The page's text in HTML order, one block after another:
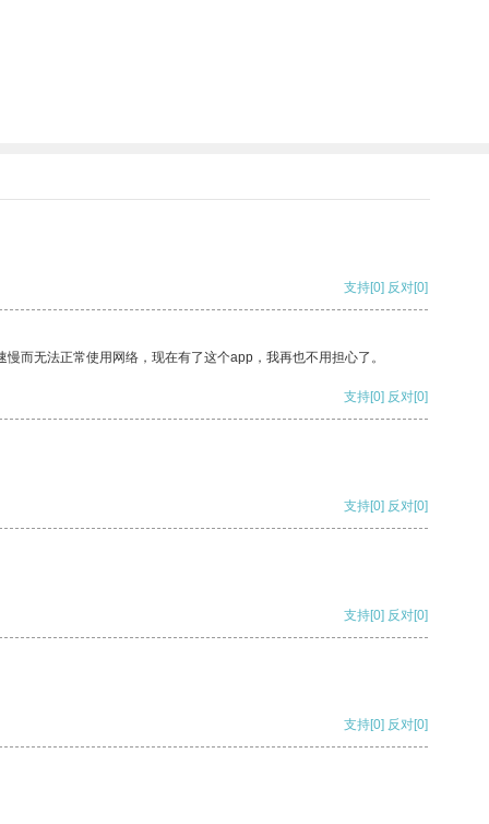
支持[0] 反对[0]
而无法正常使用网络，现在有了这个app，我再也不用担心了。
支持[0] 反对[0]
支持[0] 反对[0]
支持[0] 反对[0]
支持[0] 反对[0]